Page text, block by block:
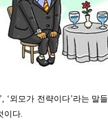
’, ‘외모가 전략이다’라는 말
이다.